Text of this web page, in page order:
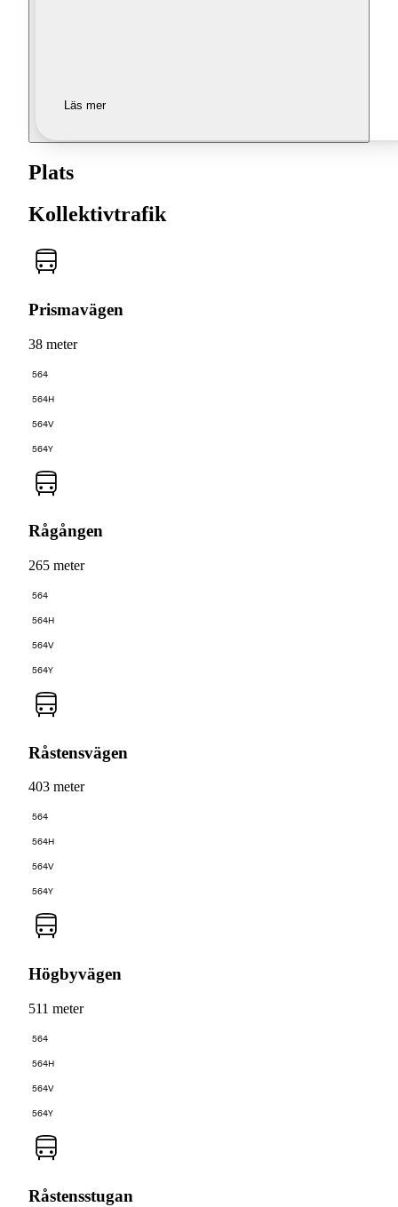
Läs mer
Plats
Kollektivtrafik
Prismavägen
38 meter
564
564H
564V
564Y
Rågången
265 meter
564
564H
564V
564Y
Råstensvägen
403 meter
564
564H
564V
564Y
Högbyvägen
511 meter
564
564H
564V
564Y
Råstensstugan